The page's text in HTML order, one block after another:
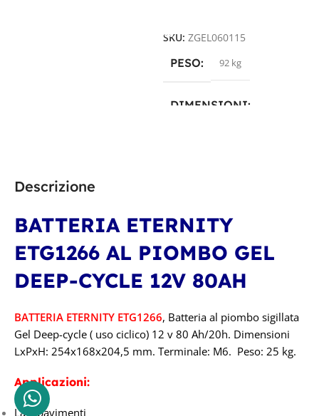
Descrizione
BATTERIA ETERNITY
ETG1266 AL PIOMBO GEL
DEEP-CYCLE 12V 80AH
BATTERIA ETERNITY ETG1266, Batteria al piombo sigillata
Gel Deep-cycle ( uso ciclico) 12 v 80 Ah/20h. Dimensioni
LxPxH: 254x168x204,5 mm. Terminale: M6. Peso: 25 kg.
Applicazioni:
Lavapavimenti
SKU: ZGEL060115
PESO 92 kg
DIMENSIONI
Zenith
TECNOLOGIA
CAPACITÀ IN AH